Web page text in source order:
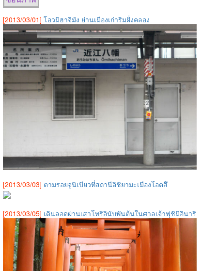
[2013/03/01] โอวมิฮาจิมัง ย่านเมืองเก่าริมฝั่งคลอง
[2013/03/03] ตามรอยจูนิเบียวที่สถานีอิชิยามะเมืองโอตสึ
[2013/03/05] เดินลอดผ่านเสาโทริอินับพันต้นในศาลเจ้าฟุชิมิอินาริ